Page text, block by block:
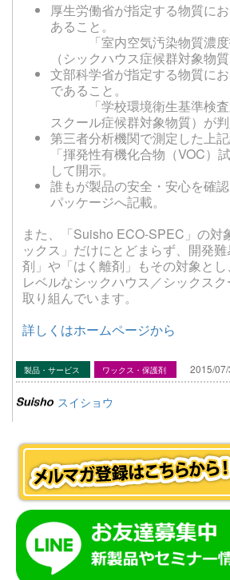
厚生労働省が指定する物質に
あること。
「室内空気汚染物質濃度
（シックハウス症候群対象物
文部科学省が指定する物質に
であること。
「学校環境衛生基準検査
スクール症候群対象物質）が判
第三者分析機関で測定した上
「揮発性有機化合物（VOC）
して開示。
誰もが製品の安全・安心を確
パッケージへ記載。
また、「Suisho ECO-SPEC 」の対
ックス」だけにとどまらず、開発
剤」や「はく離剤」もその対象と
レベルなシックハウス／シックス
取り組んでいます。
詳しくはホームページから
製品・サービス ワックス・保護剤 2015/
スイショウ